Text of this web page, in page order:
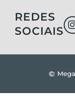
REDES
SOCIAIS